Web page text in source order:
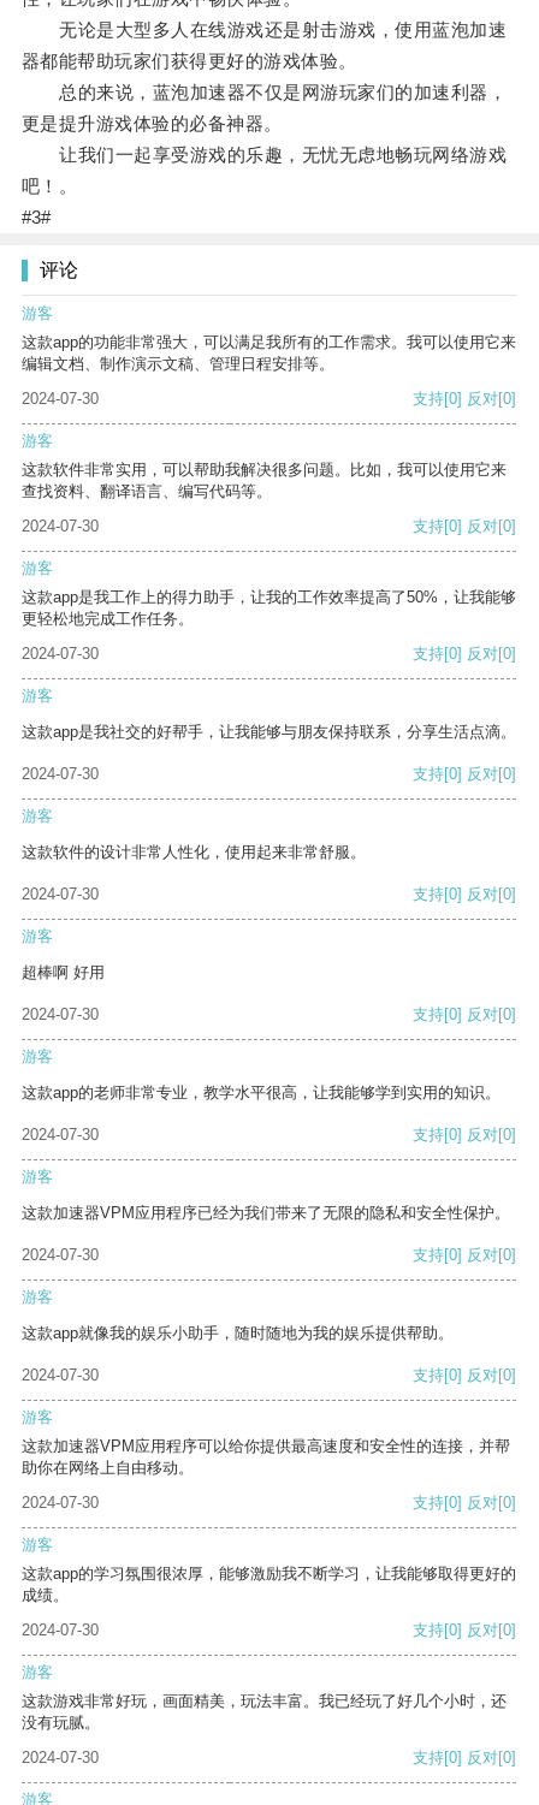
无论是大型多人在线游戏还是射击游戏，使用蓝泡加速
器都能帮助玩家们获得更好的游戏体验。
总的来说，蓝泡加速器不仅是网游玩家们的加速利器，
更是提升游戏体验的必备神器。
让我们一起享受游戏的乐趣，无忧无虑地畅玩网络游戏
吧！。
#3#
评论
游客
这款app的功能非常强大，可以满足我所有的工作需求。我可以使用它来
编辑文档、制作演示文稿、管理日程安排等。
2024-07-30
支持[0] 反对[0]
游客
这款软件非常实用，可以帮助我解决很多问题。比如，我可以使用它来
查找资料、翻译语言、编写代码等。
2024-07-30
支持[0] 反对[0]
游客
这款app是我工作上的得力助手，让我的工作效率提高了50%，让我能够
更轻松地完成工作任务。
2024-07-30
支持[0] 反对[0]
游客
这款app是我社交的好帮手，让我能够与朋友保持联系，分享生活点滴。
2024-07-30 支持[0] 反对[0]
游客
这款软件的设计非常人性化，使用起来非常舒服。
2024-07-30 支持[0] 反对[0]
游客
超棒啊 好用
2024-07-30 支持[0] 反对[0]
游客
这款app的老师非常专业，教学水平很高，让我能够学到实用的知识。
2024-07-30 支持[0] 反对[0]
游客
这款加速器VPM应用程序已经为我们带来了无限的隐私和安全性保护。
2024-07-30 支持[0] 反对[0]
游客
这款app就像我的娱乐小助手，随时随地为我的娱乐提供帮助。
2024-07-30 支持[0] 反对[0]
游客
这款加速器VPM应用程序可以给你提供最高速度和安全性的连接，并帮
助你在网络上自由移动。
2024-07-30
支持[0] 反对[0]
游客
这款app的学习氛围很浓厚，能够激励我不断学习，让我能够取得更好的
成绩。
2024-07-30
支持[0] 反对[0]
游客
这款游戏非常好玩，画面精美，玩法丰富。我已经玩了好几个小时，还
没有玩腻。
2024-07-30
支持[0] 反对[0]
游客